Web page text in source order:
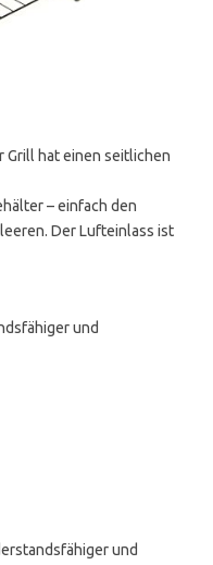
Grill hat einen seitlichen
– einfach den
Der Lufteinlass ist
und
und